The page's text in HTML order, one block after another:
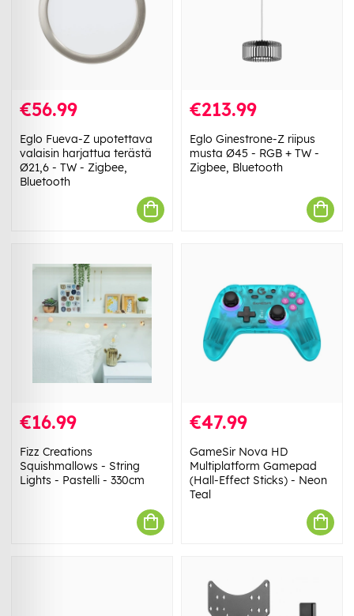
€56.99
Eglo Fueva-Z upotettava
valaisin harjattua terästä
Ø21,6 - TW - Zigbee,
Bluetooth
€213.99
Eglo Ginestrone-Z riipus
musta Ø45 - RGB + TW -
Zigbee, Bluetooth
€16.99
Fizz Creations
Squishmallows - String
Lights - Pastelli - 330cm
€47.99
GameSir Nova HD
Multiplatform Gamepad
(Hall-Effect Sticks) - Neon
Teal